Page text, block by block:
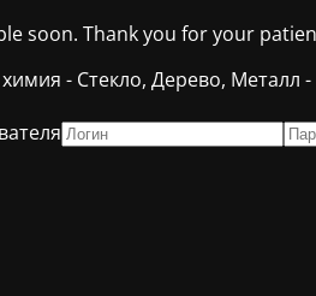
soon. Thank you for your
- Стекло, Дерево, Металл